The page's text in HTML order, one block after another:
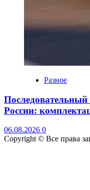
Разное
России:
06.08.2026 0
Copyright © Все права